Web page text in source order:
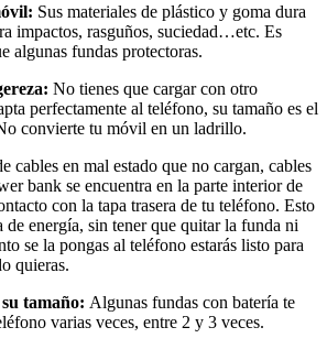
Sus materiales de plástico y goma dura
impactos, rasguños, suciedad…etc. Es
algunas fundas protectoras.
No tienes que cargar con otro
perfectamente al teléfono, su tamaño es el
convierte tu móvil en un ladrillo.
cables en mal estado que no cargan, cables
bank se encuentra en la parte interior de
con la tapa trasera de tu teléfono. Esto
de energía, sin tener que quitar la funda ni
se la pongas al teléfono estarás listo para
quieras.
tamaño: Algunas fundas con batería te
varias veces, entre 2 y 3 veces.